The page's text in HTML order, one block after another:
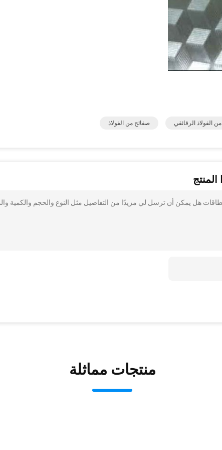
الفولاذ الرقائقي صفائح من الفولاذ
هل يمكن أن ترسل لي مزيدًا من التفاصيل مثل النوع والحجم والكمية
منتجات مماثلة